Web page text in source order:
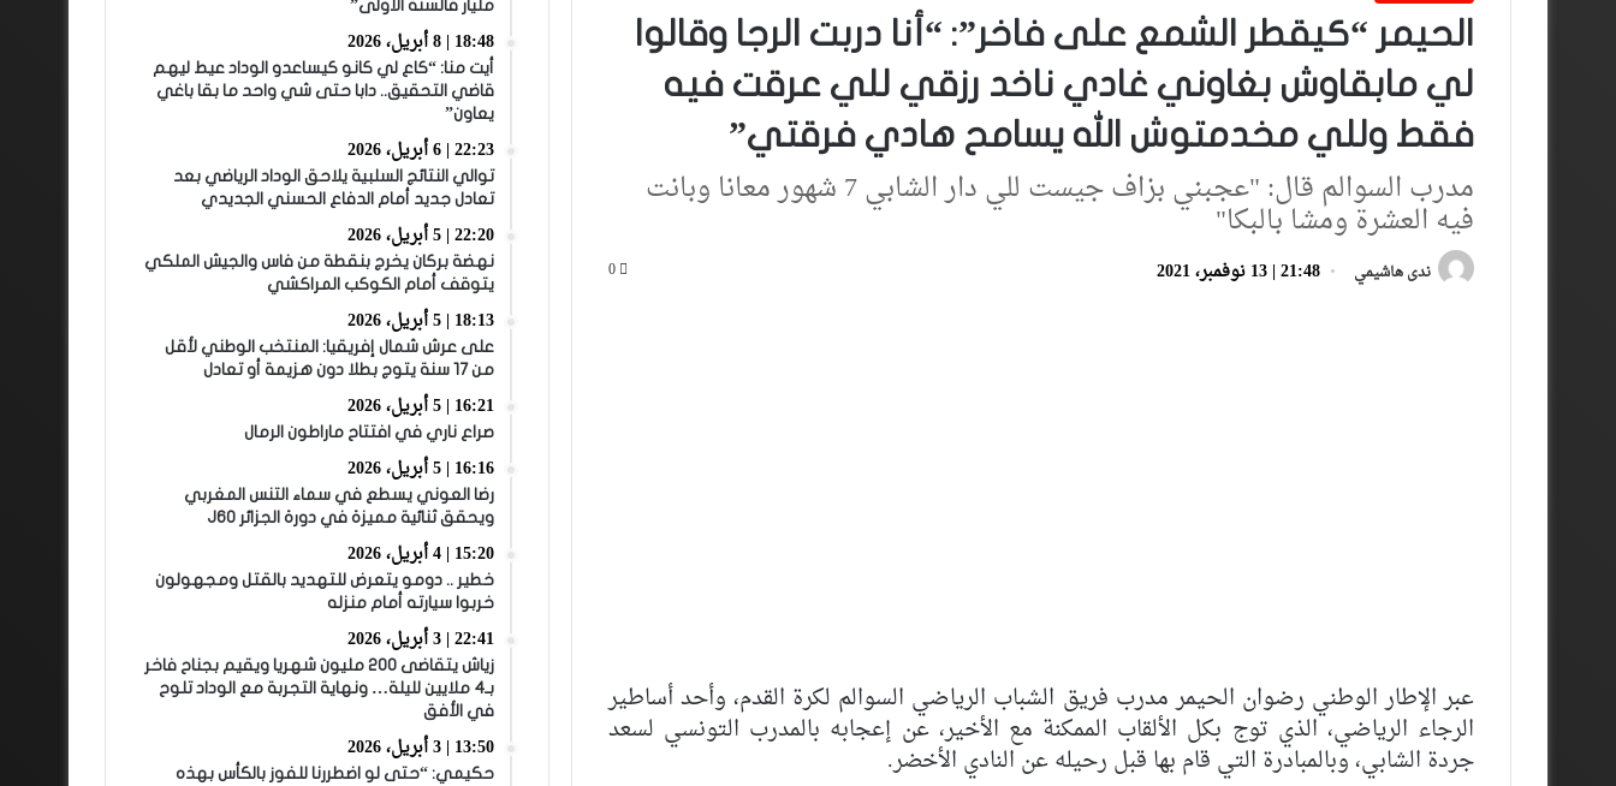
الحيمر “كيقطر الشمع على فاخر”: “أنا دربت الرجا وقالوا
لي مابقاوش بغاوني غادي ناخد رزقي للي عرقت فيه
فقط وللي مخدمتوش الله يسامح هادي فرقتي”
مدرب السوالم قال: "عجبني بزاف جيست للي دار الشابي 7 شهور معانا وبانت
فيه العشرة ومشا بالبكا"
ندى هاشيمي 21:48 | 13 نوفمبر، 2021 0
عبر الإطار الوطني رضوان الحيمر مدرب فريق الشباب الرياضي السوالم لكرة القدم، وأحد أساطير
الرجاء الرياضي، الذي توج بكل الألقاب الممكنة مع الأخير، عن إعجابه بالمدرب التونسي لسعد
جردة الشابي، وبالمبادرة التي قام بها قبل رحيله عن النادي الأخضر.
مليار فالسنة الأولى”
18:48 | 8 أبريل، 2026
أيت منا: “كاع لي كانو كيساعدو الوداد عيط ليهم
قاضي التحقيق.. دابا حتى شي واحد ما بقا باغي
يعاون”
22:23 | 6 أبريل، 2026
توالي النتائج السلبية يلاحق الوداد الرياضي بعد
تعادل جديد أمام الدفاع الحسني الجديدي
22:20 | 5 أبريل، 2026
نهضة بركان يخرج بنقطة من فاس والجيش الملكي
يتوقف أمام الكوكب المراكشي
18:13 | 5 أبريل، 2026
على عرش شمال إفريقيا: المنتخب الوطني لأقل
من 17 سنة يتوج بطلا دون هزيمة أو تعادل
16:21 | 5 أبريل، 2026
صراع ناري في افتتاح ماراطون الرمال
16:16 | 5 أبريل، 2026
رضا العوني يسطع في سماء التنس المغربي
ويحقق ثنائية مميزة في دورة الجزائر J60
15:20 | 4 أبريل، 2026
خطير .. دومو يتعرض للتهديد بالقتل ومجهولون
خربوا سيارته أمام منزله
22:41 | 3 أبريل، 2026
زياش يتقاضى 200 مليون شهريا ويقيم بجناح فاخر
بـ4 ملايين لليلة… ونهاية التجربة مع الوداد تلوح
في الأفق
13:50 | 3 أبريل، 2026
حكيمي: “حتى لو اضطررنا للفوز بالكأس بهذه